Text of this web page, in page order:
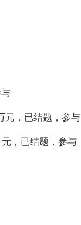
元，已结题，参与
元，已结题，参与